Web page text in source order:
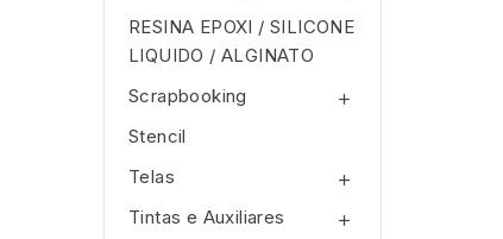
RESINA EPOXI / SILICONE
LIQUIDO / ALGINATO
Scrapbooking

Stencil
Telas

Tintas e Auxiliares 